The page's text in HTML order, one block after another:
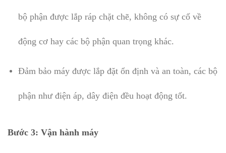
bộ phận được lắp ráp chặt chẽ, không có sự cố về
động cơ hay các bộ phận quan trọng khác.
Đảm bảo máy được lắp đặt ổn định và an toàn, các bộ
phận như điện áp, dây điện đều hoạt động tốt.
Bước 3: Vận hành máy